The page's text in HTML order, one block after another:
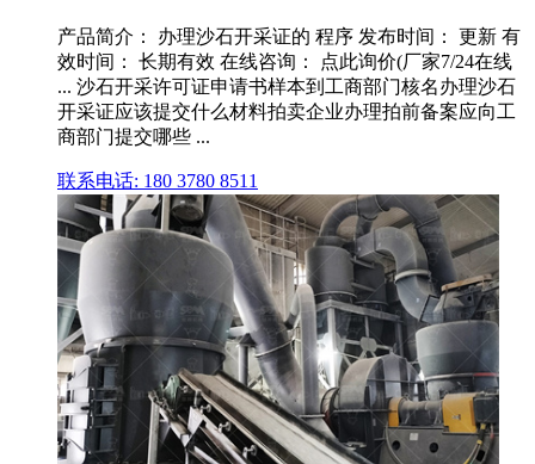
产品简介： 办理沙石开采证的 程序 发布时间： 更新 有
效时间： 长期有效 在线咨询： 点此询价(厂家7/24在线
... 沙石开采许可证申请书样本到工商部门核名办理沙石
开采证应该提交什么材料拍卖企业办理拍前备案应向工
商部门提交哪些 ...
联系电话: 180 3780 8511